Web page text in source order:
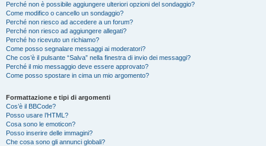
Perché non è possibile aggiungere ulteriori opzioni del sondaggio?
Come modifico o cancello un sondaggio?
Perché non riesco ad accedere a un forum?
Perché non riesco ad aggiungere allegati?
Perché ho ricevuto un richiamo?
Come posso segnalare messaggi ai moderatori?
Che cos’è il pulsante “Salva” nella finestra di invio dei messaggi?
Perché il mio messaggio deve essere approvato?
Come posso spostare in cima un mio argomento?
Formattazione e tipi di argomenti
Cos’è il BBCode?
Posso usare l’HTML?
Cosa sono le emoticon?
Posso inserire delle immagini?
Che cosa sono gli annunci globali?